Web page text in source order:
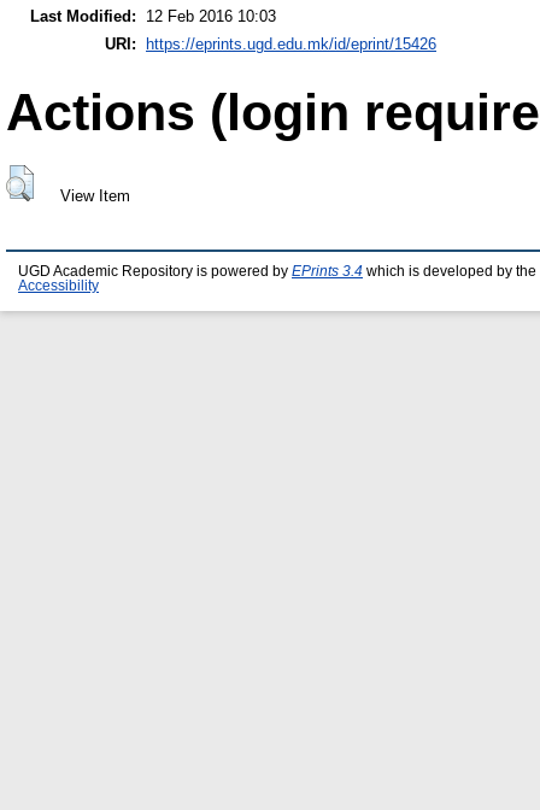
Last Modified:
12 Feb 2016 10:03
URI:
https://eprints.ugd.edu.mk/id/eprint/15426
Actions (login
View Item
UGD Academic Repository is powered by EPrints 3.4 which is developed by the
Accessibility